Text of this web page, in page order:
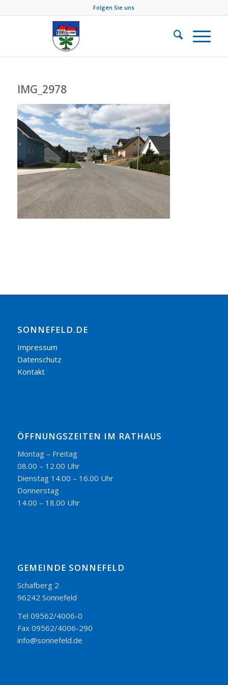
Folgen Sie uns
IMG_2978
SONNEFELD.DE
Impressum
Datenschutz
Kontakt
ÖFFNUNGSZEITEN IM RATHAUS
Montag – Freitag
08.00 – 12.00 Uhr
Dienstag 14.00 – 16.00 Uhr
Donnerstag
14.00 – 18.00 Uhr
GEMEINDE SONNEFELD
Schafberg 2
96242 Sonnefeld
Tel 09562/4006-0
Fax 09562/4006-290
info@sonnefeld.de